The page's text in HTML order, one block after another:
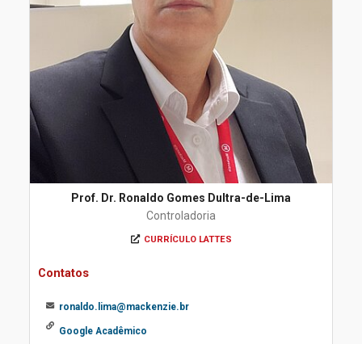
Prof. Dr. Ronaldo Gomes Dultra-de-Lima
Controladoria
CURRÍCULO LATTES
Contatos
ronaldo.lima@mackenzie.br
Google Acadêmico